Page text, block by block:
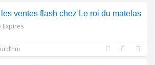
les ventes flash chez Le roi du matelas
Expires